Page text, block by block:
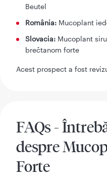
Beutel
România: Mucoplant
Slovacia: Mucoplant
brečtanom forte
Acest prospect a fost
FAQs -
despre
Forte